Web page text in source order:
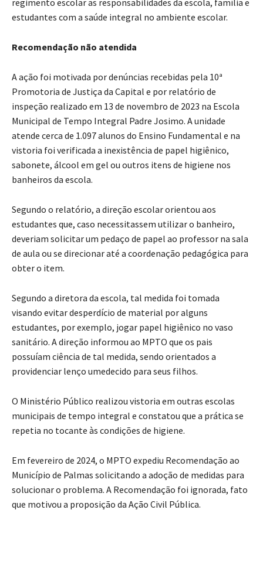
estudantes com a saúde integral no ambiente escolar.
Recomendação não atendida
A ação foi motivada por denúncias recebidas pela 10ª
Promotoria de Justiça da Capital e por relatório de
inspeção realizado em 13 de novembro de 2023 na Escola
Municipal de Tempo Integral Padre Josimo. A unidade
atende cerca de 1.097 alunos do Ensino Fundamental e na
vistoria foi verificada a inexistência de papel higiênico,
sabonete, álcool em gel ou outros itens de higiene nos
banheiros da escola.
Segundo o relatório, a direção escolar orientou aos
estudantes que, caso necessitassem utilizar o banheiro,
deveriam solicitar um pedaço de papel ao professor na sala
de aula ou se direcionar até a coordenação pedagógica para
obter o item.
Segundo a diretora da escola, tal medida foi tomada
visando evitar desperdício de material por alguns
estudantes, por exemplo, jogar papel higiênico no vaso
sanitário. A direção informou ao MPTO que os pais
possuíam ciência de tal medida, sendo orientados a
providenciar lenço umedecido para seus filhos.
O Ministério Público realizou vistoria em outras escolas
municipais de tempo integral e constatou que a prática se
repetia no tocante às condições de higiene.
Em fevereiro de 2024, o MPTO expediu Recomendação ao
Município de Palmas solicitando a adoção de medidas para
solucionar o problema. A Recomendação foi ignorada, fato
que motivou a proposição da Ação Civil Pública.